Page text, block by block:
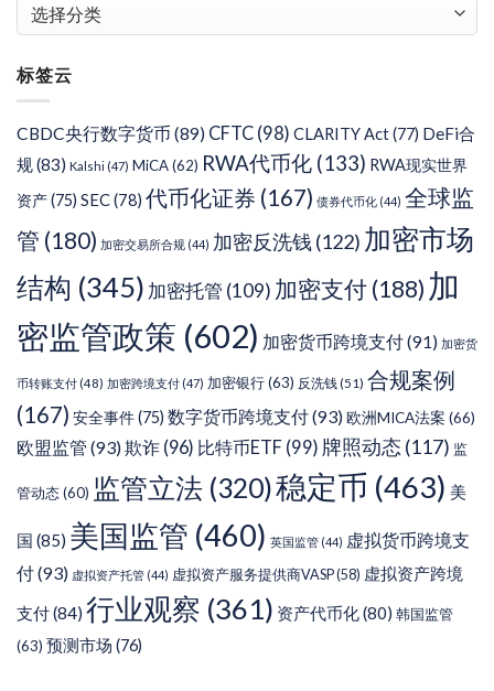
章
类
标签云
CBDC央行数字货币 (89) CFTC (98) CLARITY Act(77) DeFi合
规(83) Kalshi (47) MiCA(62) RWA代币化 (133) RWA现实世界
资产(75) SEC(78) 代币化证券 (167) 债券代币化 (44) 全球监
管 (180) 加密交易所合规 (44) 加密反洗钱 (122) 加密市场
结构 (345) 加密托管 (109) 加密支付 (188) 加
密监管政策 (602) 加密货币跨境支付(91) 加密货
币转账支付 (48) 加密跨境支付 (47) 加密银行(63) 反洗钱(51) 合规案例
(167) 安全事件(75) 数字货币跨境支付(93)欧洲MICA法案 (66)
欧盟监管 (93)欺诈 (96) 比特币ETF (99) 牌照动态 (117) 监
管动态(60) 监管立法 (320)稳定币 (463) 美
国 (85) 美国监管 (460) 英国监管 (44) 虚拟货币跨境支
付(93) 虚拟资产托管 (44) 虚拟资产服务提供商VASP(58) 虚拟资产跨境
支付(84) 行业观察 (361) 资产代币化(80) 韩国监管
(63) 预测市场 (76)